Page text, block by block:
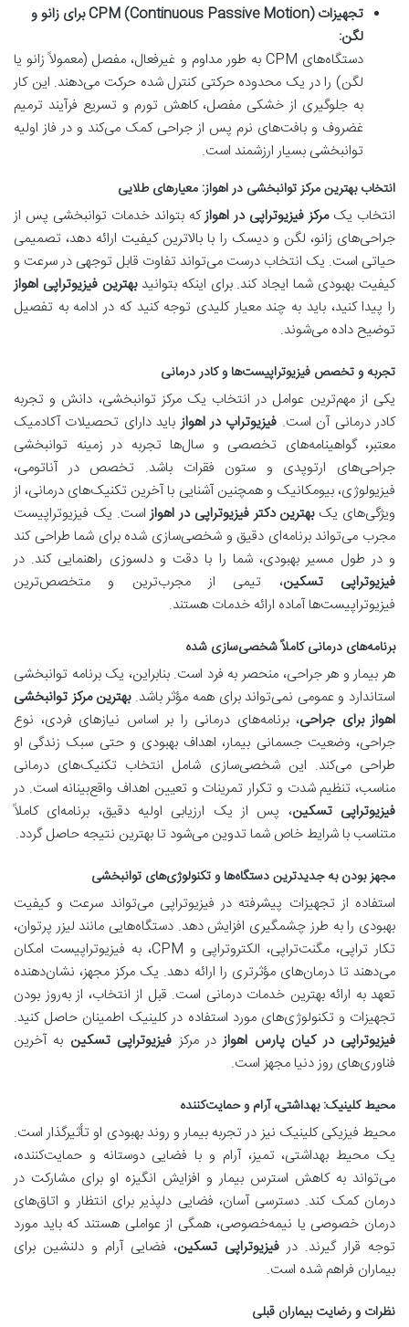
تجهیزات CPM (Continuous Passive Motion) برای زانو و
لگن:
دستگاه‌های CPM به طور مداوم و غیرفعال، مفصل (معمولاً زانو یا
لگن) را در یک محدوده حرکتی کنترل شده حرکت می‌دهند. این کار
به جلوگیری از خشکی مفصل، کاهش تورم و تسریع فرآیند ترمیم
غضروف و بافت‌های نرم پس از جراحی کمک می‌کند و در فاز اولیه
توانبخشی بسیار ارزشمند است.
انتخاب بهترین مرکز توانبخشی در اهواز: معیارهای طلایی
انتخاب یکمرکز فیزیوتراپی در اهوازکه بتواند خدمات توانبخشی پس از
جراحی‌های زانو، لگن و دیسک را با بالاترین کیفیت ارائه دهد، تصمیمی
حیاتی است. یک انتخاب درست می‌تواند تفاوت قابل توجهی در سرعت و
کیفیت بهبودی شما ایجاد کند. برای اینکه بتوانیدبهترین فیزیوتراپی اهواز
را پیدا کنید، باید به چند معیار کلیدی توجه کنید که در ادامه به تفصیل
توضیح داده می‌شوند.
تجربه و تخصص فیزیوتراپیست‌ها و کادر درمانی
یکی از مهم‌ترین عوامل در انتخاب یک مرکز توانبخشی، دانش و تجربه
کادر درمانی آن است. فیزیوتراپ در اهوازباید دارای تحصیلات آکادمیک
معتبر، گواهینامه‌های تخصصی و سال‌ها تجربه در زمینه توانبخشی
جراحی‌های ارتوپدی و ستون فقرات باشد. تخصص در آناتومی،
فیزیولوژی، بیومکانیک و همچنین آشنایی با آخرین تکنیک‌های درمانی، از
ویژگی‌های یکبهترین دکتر فیزیوتراپی در اهوازاست. یک فیزیوتراپیست
مجرب می‌تواند برنامه‌ای دقیق و شخصی‌سازی شده برای شما طراحی کند
و در طول مسیر بهبودی، شما را با دقت و دلسوزی راهنمایی کند. در
فیزیوتراپی تسکین، تیمی از مجرب‌ترین و متخصص‌ترین
فیزیوتراپیست‌ها آماده ارائه خدمات هستند.
برنامه‌های درمانی کاملاً شخصی‌سازی شده
هر بیمار و هر جراحی، منحصر به فرد است. بنابراین، یک برنامه توانبخشی
استاندارد و عمومی نمی‌تواند برای همه مؤثر باشد.بهترین مرکز توانبخشی
اهواز برای جراحی، برنامه‌های درمانی را بر اساس نیازهای فردی، نوع
جراحی، وضعیت جسمانی بیمار، اهداف بهبودی و حتی سبک زندگی او
طراحی می‌کند. این شخصی‌سازی شامل انتخاب تکنیک‌های درمانی
مناسب، تنظیم شدت و تکرار تمرینات و تعیین اهداف واقع‌بینانه است. در
فیزیوتراپی تسکین، پس از یک ارزیابی اولیه دقیق، برنامه‌ای کاملاً
متناسب با شرایط خاص شما تدوین می‌شود تا بهترین نتیجه حاصل گردد.
مجهز بودن به جدیدترین دستگاه‌ها و تکنولوژی‌های توانبخشی
استفاده از تجهیزات پیشرفته در فیزیوتراپی می‌تواند سرعت و کیفیت
بهبودی را به طرز چشمگیری افزایش دهد. دستگاه‌هایی مانند لیزر پرتوان،
تکار تراپی، مگنت‌تراپی، الکتروتراپی و CPM، به فیزیوتراپیست امکان
می‌دهند تا درمان‌های مؤثرتری را ارائه دهد. یک مرکز مجهز، نشان‌دهنده
تعهد به ارائه بهترین خدمات درمانی است. قبل از انتخاب، از به‌روز بودن
تجهیزات و تکنولوژی‌های مورد استفاده در کلینیک اطمینان حاصل کنید.
فیزیوتراپی در کیان پارس اهوازدر مرکز فیزیوتراپی تسکین به آخرین
فناوری‌های روز دنیا مجهز است.
محیط کلینیک: بهداشتی، آرام و حمایت‌کننده
محیط فیزیکی کلینیک نیز در تجربه بیمار و روند بهبودی او تأثیرگذار است.
یک محیط بهداشتی، تمیز، آرام و با فضایی دوستانه و حمایت‌کننده،
می‌تواند به کاهش استرس بیمار و افزایش انگیزه او برای مشارکت در
درمان کمک کند. دسترسی آسان، فضایی دلپذیر برای انتظار و اتاق‌های
درمان خصوصی یا نیمه‌خصوصی، همگی از عواملی هستند که باید مورد
توجه قرار گیرند. در فیزیوتراپی تسکین، فضایی آرام و دلنشین برای
بیماران فراهم شده است.
نظرات و رضایت بیماران قبلی